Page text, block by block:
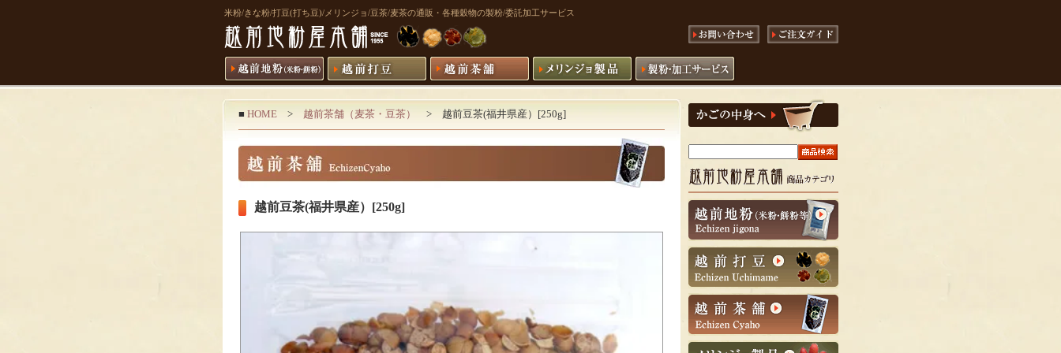
米粉/きな粉/打豆(打ち豆)/メリンジョ/豆茶/麦茶の通販・各種穀物の製粉/委託加工サービス
■ HOME > 越前茶舗（麦茶・豆茶） > 越前豆茶(福井県産）[250g]
越前豆茶(福井県産）[250g]